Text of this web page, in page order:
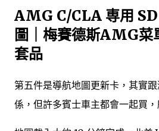
AMG C/CLA 専用
圖｜梅賽德斯AMG菜
套品
第五件是導航地圖更新卡，其實
係，但許多賓士車主都會一起買